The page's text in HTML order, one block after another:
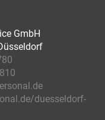
GmbH
duesseldorf-